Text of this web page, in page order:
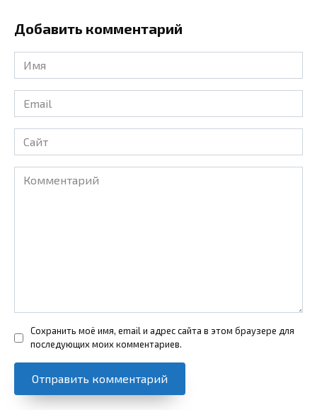
Добавить комментарий
Имя
*
Email
*
Сайт
Комментарий
Сохранить моё имя, email и адрес сайта в этом браузере для
последующих моих комментариев.